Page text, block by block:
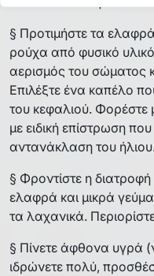
§ Προτιμήστε τα
ρούχα από φυσικό
αερισμός του σώματος
Επιλέξτε ένα καπέλο
του κεφαλιού.
με ειδική επίστρωση
αντανάκλαση του
§ Φροντίστε η
ελαφρά και μικρά
τα λαχανικά.
§ Πίνετε άφθονα υγρά
ιδρώνετε πολύ,